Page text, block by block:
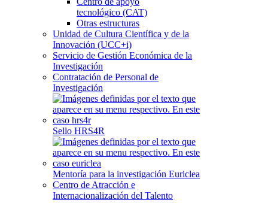
tecnológico (CAT)
Otras estructuras
Unidad de Cultura Científica y de la
Innovación (UCC+i)
Servicio de Gestión Económica de la
Investigación
Contratación de Personal de
Investigación
Sello HRS4R
Mentoría para la investigación Euriclea
Centro de Atracción e
Internacionalización del Talento